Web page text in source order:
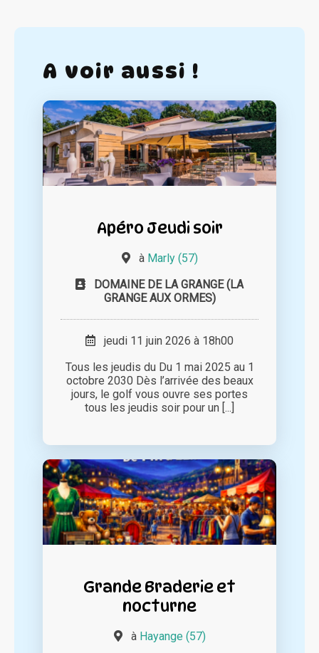
A voir aussi !
Apéro Jeudi soir
à Marly (57)
DOMAINE DE LA GRANGE (LA
GRANGE AUX ORMES)
jeudi 11 juin 2026 à 18h00
Tous les jeudis du Du 1 mai 2025 au 1
octobre 2030 Dès l’arrivée des beaux
jours, le golf vous ouvre ses portes
tous les jeudis soir pour un [...]
Grande Braderie et
nocturne
à Hayange (57)